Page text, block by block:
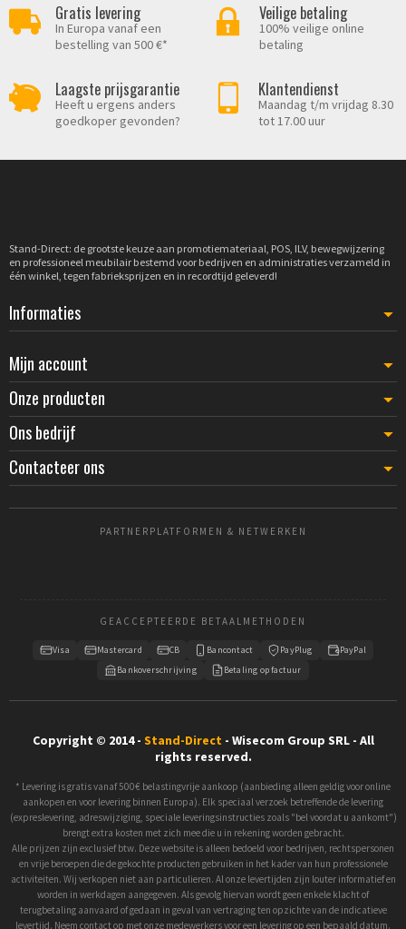
Gratis levering
In Europa vanaf een
bestelling van 500 €*
Veilige betaling
100% veilige online
betaling
Laagste prijsgarantie
Heeft u ergens anders
goedkoper gevonden?
Klantendienst
Maandag t/m vrijdag 8.30
tot 17.00 uur
Stand-Direct: de grootste keuze aan promotiemateriaal, POS, ILV, bewegwijzering
en professioneel meubilair bestemd voor bedrijven en administraties verzameld in
één winkel, tegen fabrieksprijzen en in recordtijd geleverd!
Informaties
Mijn account
Onze producten
Ons bedrijf
Contacteer ons
PARTNERPLATFORMEN & NETWERKEN
GEACCEPTEERDE BETAALMETHODEN
Visa Mastercard CB Bancontact PayPlug
PayPal
Bankoverschrijving
Betaling op factuur
Copyright © 2014 - Stand-Direct - Wisecom Group SRL - All
rights reserved.
* Levering is gratis vanaf 500€ belastingvrije aankoop (aanbieding alleen geldig voor online
aankopen en voor levering binnen Europa). Elk speciaal verzoek betreffende de levering
(expreslevering, adreswijziging, speciale leveringsinstructies zoals "bel voordat u aankomt")
brengt extra kosten met zich mee die u in rekening worden gebracht.
Alle prijzen zijn exclusief btw. Deze website is alleen bedoeld voor bedrijven, rechtspersonen
en vrije beroepen die de gekochte producten gebruiken in het kader van hun professionele
activiteiten. Wij verkopen niet aan particulieren. Al onze levertijden zijn louter informatief en
worden in werkdagen aangegeven. Als gevolg hiervan wordt geen enkele klacht of
terugbetaling aanvaard of gedaan in geval van vertraging ten opzichte van de indicatieve
levertijd. Neem contact op met onze medewerkers voor een levering op een bepaald datum.